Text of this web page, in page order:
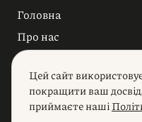
Головна
Про нас
Блог
Індустрії
Послуги
Цей сайт
покращити ваш
приймаєте наші